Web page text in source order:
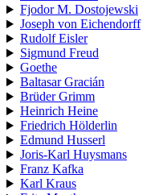
Fjodor M. Dostojewski
Joseph von Eichendorff
Rudolf Eisler
Sigmund Freud
Goethe
Baltasar Gracián
Brüder Grimm
Heinrich Heine
Friedrich Hölderlin
Edmund Husserl
Joris-Karl Huysmans
Franz Kafka
Karl Kraus